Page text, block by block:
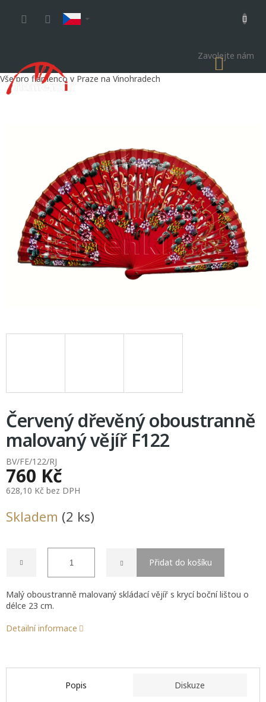
Zavolejte nám
Vše pro flamenco v Praze na Vinohradech
KOŠÍK
Červený dřevěný oboustranně
malovaný vějíř F122
BV/FE/122/RJ
760 Kč
628,10 Kč bez DPH
cena:
Skladem (2 ks)
Přidat do košíku
Malý oboustranně malovaný skládací vějíř s krycí boční lištou o
délce 23 cm.
Detailní informace
Popis Diskuze